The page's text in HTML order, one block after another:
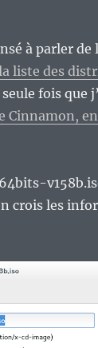
à parler
liste des
seule fois que
Cinnamon,
crois les